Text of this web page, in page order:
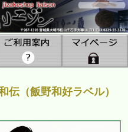
（飯野和好ラベル）